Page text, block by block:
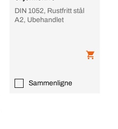
DIN 1052, Rustfritt stål
A2, Ubehandlet
Sammenligne